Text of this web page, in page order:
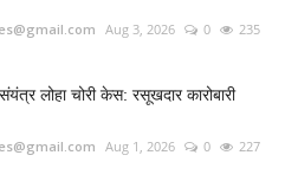
Aug 3, 2026 0 235
लोहा चोरी केस: रसूखदार कारोबारी
Aug 1, 2026 0 227